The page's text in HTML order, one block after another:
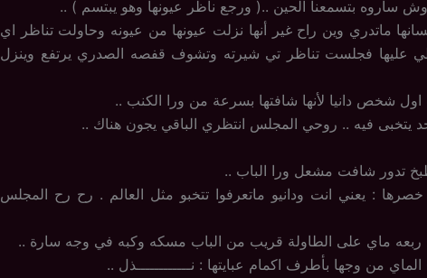
ساروه بتسمعنا الحين ..( ورجع ناظر عيونها وهو يبتسم ) ..
ماتدري وين راح غير أنها نزلت عيونها من عيونه وحاولت تناظر اي
فجلست تناظر تي شيرته وتشوف قفصه الصدري يرتفع وينزل
شخص دانيا لأنها شافتها بسرعة من ورا الكنب ..
يتخبى فيه .. روحي المجلس انتظري الباقي يجون هناك ..
تدور شافت مشعل ورا الباب ..
: يعني انت ودانيو ماتعرفوا تتخبو مثل العالم . رح رح المجلس
ماي على الطاولة قريب من الباب مسكه وكبه في وجه سارة ..
من وجها بأطرف اكمام عبايتها : نــــــــــــذل ..